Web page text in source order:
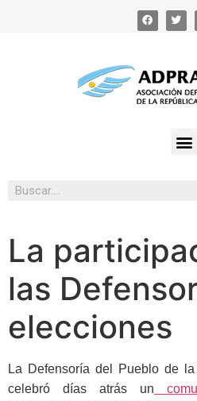
La
las
elecciones
La Defensoría del Pueblo de
celebró días atrás un